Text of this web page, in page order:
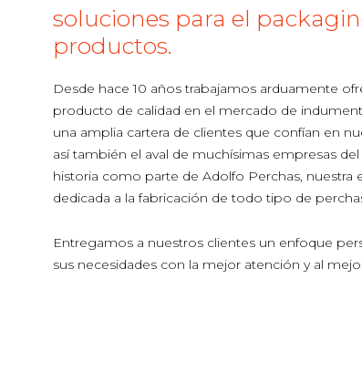
soluciones para el
productos.
Desde hace 10 años trabajamos arduamente
producto de calidad en el mercado de
una amplia cartera de clientes que confían en
así también el aval de muchísimas empresas
historia como parte de Adolfo Perchas, nuestra
dedicada a la fabricación de todo tipo de
Entregamos a nuestros clientes un enfoque
sus necesidades con la mejor atención y al